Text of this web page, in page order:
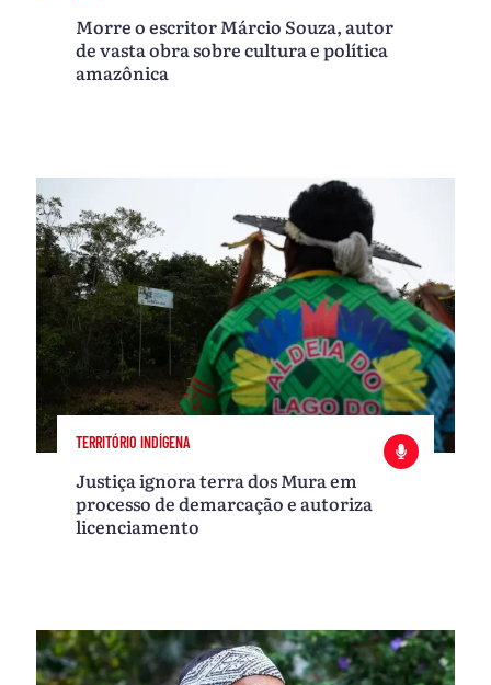
Morre o escritor Márcio Souza, autor
de vasta obra sobre cultura e política
amazônica
TERRITÓRIO INDÍGENA
Justiça ignora terra dos Mura em
processo de demarcação e autoriza
licenciamento